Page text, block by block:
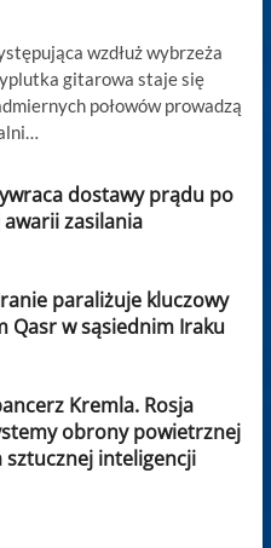
wzdłuż wybrzeża
gitarowa staje się
połowów prowadzą
dostawy prądu po
zasilania
paraliżuje kluczowy
Qasr w sąsiednim Iraku
Kremla. Rosja
obrony powietrznej
sztucznej inteligencji